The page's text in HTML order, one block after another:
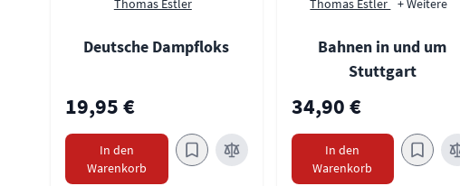
Thomas Estler
Deutsche Dampfloks
19,95 €
In den
Warenkorb
Thomas Estler + Weitere
Bahnen in und um
Stuttgart
34,90 €
In den
Warenkorb